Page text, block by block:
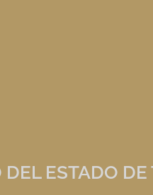
DEL ESTADO